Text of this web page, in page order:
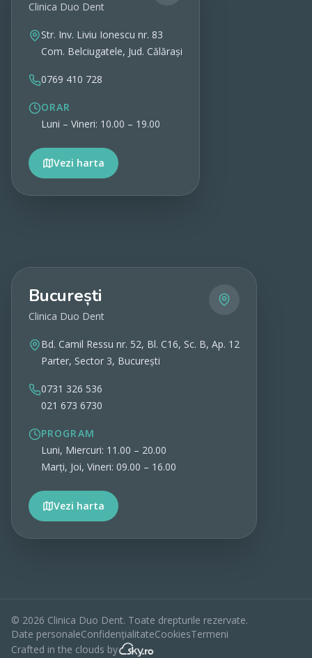
Clinica Duo Dent
Str. Inv. Liviu Ionescu nr. 83
Com. Belciugatele, Jud. Călărași
0769 410 728
ORAR
Luni – Vineri: 10.00 – 19.00
Vezi harta
Vezi detalii
București
Clinica Duo Dent
Bd. Camil Ressu nr. 52, Bl. C16, Sc. B, Ap. 12
Parter, Sector 3, București
0731 326 536
021 673 6730
PROGRAM
Luni, Miercuri: 11.00 – 20.00
Marți, Joi, Vineri: 09.00 – 16.00
Vezi harta
© 2026 Clinica Duo Dent. Toate drepturile rezervate.
Date personaleConfidențialitateCookiesTermeni
Crafted in the clouds by